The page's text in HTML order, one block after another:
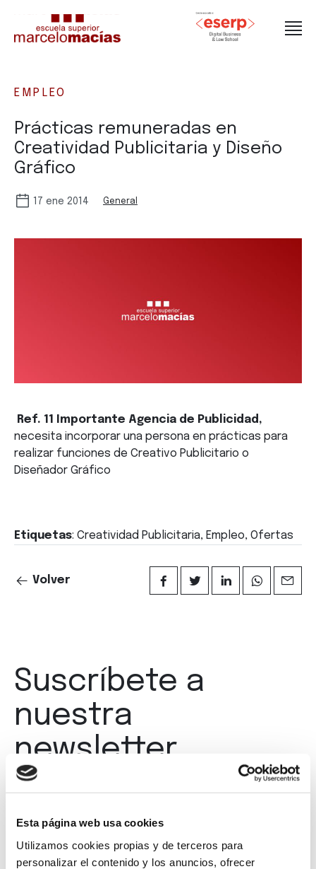
Esta página web usa cookies
Utilizamos cookies propias y de terceros para
personalizar el contenido y los anuncios, ofrecer
EMPLEO
Prácticas remuneradas en
Creatividad Publicitaria y Diseño
Gráfico
17 ene 2014 General
Ref. 11
Importante Agencia de Publicidad,
necesita incorporar una persona en prácticas para
realizar funciones de Creativo Publicitario o
Diseñador Gráfico
Etiquetas: Creatividad Publicitaria, Empleo, Ofertas
Volver
Suscríbete a
nuestra
newsletter